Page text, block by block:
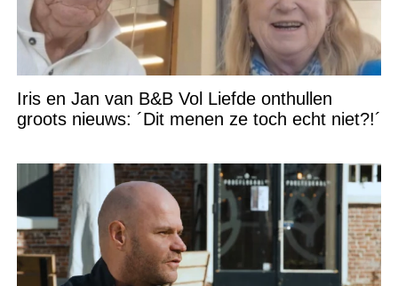
Iris en Jan van B&B Vol Liefde onthullen
groots nieuws: ´Dit menen ze toch echt niet?!´